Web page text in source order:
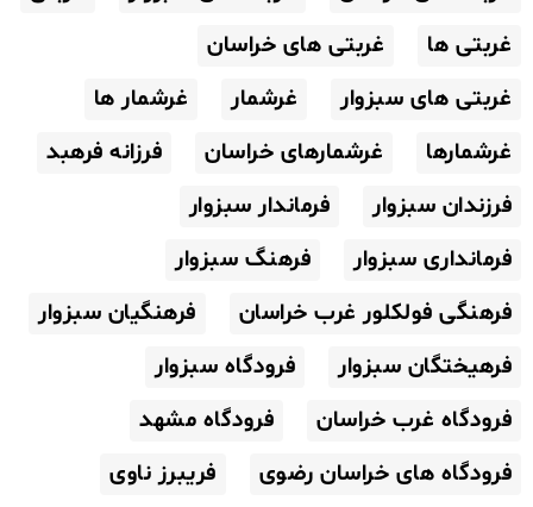
غربتی ها
غربتی های خراسان
غربتی های سبزوار
غرشمار
غرشمار ها
غرشمارها
غرشمارهای خراسان
فرزانه فرهبد
فرزندان سبزوار
فرماندار سبزوار
فرمانداری سبزوار
فرهنگ سبزوار
فرهنگی فولکلور غرب خراسان
فرهنگیان سبزوار
فرهیختگان سبزوار
فرودگاه سبزوار
فرودگاه غرب خراسان
فرودگاه مشهد
فرودگاه های خراسان رضوی
فریبرز ناوی